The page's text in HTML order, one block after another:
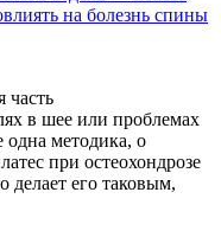
на болезнь спины
часть
в шее или проблемах
одна методика, о
при остеохондрозе
делает его таковым,